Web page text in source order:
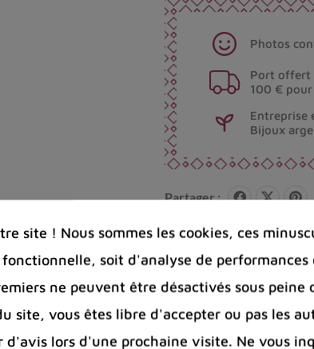
Photos
Port offert
100 €
Entreprise
Bijoux
Partager :
site ! Nous sommes les cookies, ces
soit d'analyse de performances
ne peuvent être désactivés sous peine
site, vous êtes libre d'accepter ou pas les
d'avis lors d'une prochaine visite. Ne vous